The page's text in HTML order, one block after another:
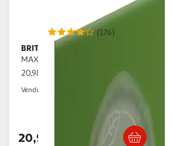
(176)
BRITA
MAXTRA PRO
20,98€ / pce
Vendu par
Livraison dès 4/5 jours
20,98€